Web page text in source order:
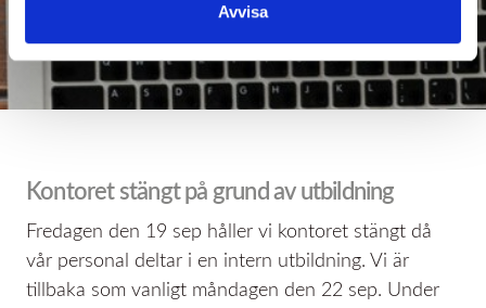
Avvisa
Kontoret stängt på grund av utbildning
Fredagen den 19 sep håller vi kontoret stängt då
vår personal deltar i en intern utbildning. Vi är
tillbaka som vanligt måndagen den 22 sep. Under